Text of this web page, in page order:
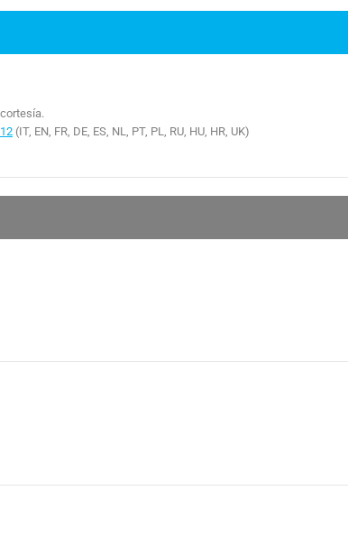
(IT, EN, FR, DE, ES, NL, PT, PL, RU, HU, HR, UK)